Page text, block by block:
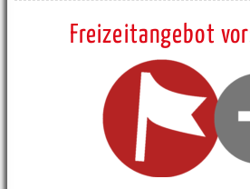
Freizeitangebot